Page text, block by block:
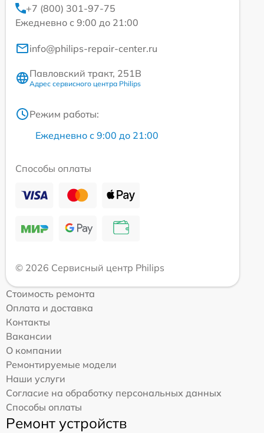
+7 (800) 301-97-75
Ежедневно с 9:00 до 21:00
info@philips-repair-center.ru
Павловский тракт, 251В
Адрес сервисного центра Philips
Режим работы:
Ежедневно с 9:00 до 21:00
Способы оплаты
© 2026 Сервисный центр Philips
Стоимость ремонта
Оплата и доставка
Контакты
Вакансии
О компании
Ремонтируемые модели
Наши услуги
Согласие на обработку персональных данных
Способы оплаты
Ремонт устройств